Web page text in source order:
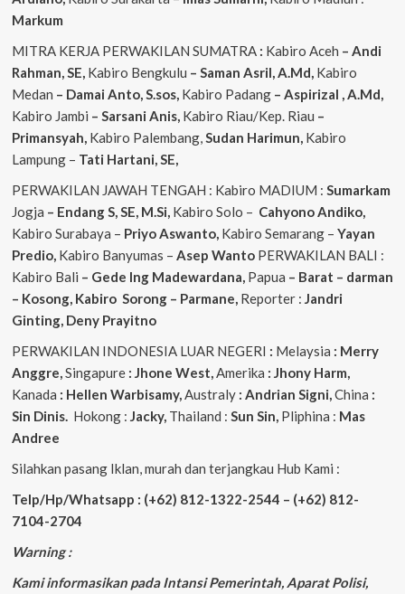
Markum
MITRA KERJA PERWAKILAN SUMATRA : Kabiro Aceh – Andi
Rahman, SE, Kabiro Bengkulu – Saman Asril, A.Md, Kabiro
Medan – Damai Anto, S.sos, Kabiro Padang– Aspirizal , A.Md,
Kabiro Jambi – Sarsani Anis, Kabiro Riau/Kep. Riau –
Primansyah, Kabiro Palembang, Sudan Harimun, Kabiro
Lampung – Tati Hartani, SE,
PERWAKILAN JAWAH TENGAH : Kabiro MADIUM : Sumarkam
Jogja – Endang S, SE, M.Si, Kabiro Solo – Cahyono Andiko,
Kabiro Surabaya – Priyo Aswanto, Kabiro Semarang – Yayan
Predio, Kabiro Banyumas – Asep WantoPERWAKILAN BALI :
Kabiro Bali – Gede Ing Madewardana, Papua – Barat – darman
– Kosong, Kabiro Sorong – Parmane, Reporter : Jandri
Ginting, Deny Prayitno
PERWAKILAN INDONESIA LUAR NEGERI : Melaysia : Merry
Anggre, Singapure: Jhone West, Amerika : Jhony Harm,
Kanada : Hellen Warbisamy, Australy : Andrian Signi, China :
Sin Dinis. Hokong : Jacky, Thailand : Sun Sin, Pliphina : Mas
Andree
Silahkan pasang Iklan, murah dan terjangkau Hub Kami :
Telp/Hp/Whatsapp : (+62) 812-1322-2544 – (+62) 812-
7104-2704
Warning :
Kami informasikan pada Intansi Pemerintah, Aparat Polisi,